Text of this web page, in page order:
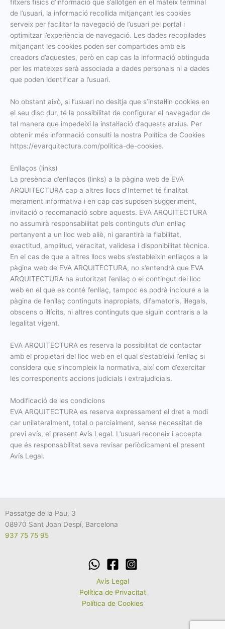
fitxers físics d’informació que s’allotgen en el mateix terminal
de l’usuari, la informació recollida mitjançant les cookies
serveix per facilitar la navegació de l’usuari pel portal i
optimitzar l’experiència de navegació. Les dades recopilades
mitjançant les cookies poden ser compartides amb els
creadors d’aquestes, però en cap cas la informació obtinguda
per les mateixes serà associada a dades personals ni a dades
que poden identificar a l’usuari.
No obstant això, si l’usuari no desitja que s’instal·lin cookies en
el seu disc dur, té la possibilitat de configurar el navegador de
tal manera que impedeixi la instal·lació d’aquests arxius. Per
obtenir més informació consulti la nostra Política de Cookies
https://evarquitectura.com/politica-de-cookies.
Enllaços (links)
La presència d’enllaços (links) a la pàgina web de EVA
ARQUITECTURA cap a altres llocs d’Internet té finalitat
merament informativa i en cap cas suposen suggeriment,
invitació o recomanació sobre aquests. EVA ARQUITECTURA
no assumirà responsabilitat pels continguts d’un enllaç
pertanyent a un lloc web aliè, ni garantirà la fiabilitat,
exactitud, amplitud, veracitat, validesa i disponibilitat tècnica.
En el cas de que a altres llocs webs s’estableixin enllaços a la
pàgina web de EVA ARQUITECTURA, no s’entendrà que EVA
ARQUITECTURA ha autoritzat l’enllaç o el contingut del lloc
web en el que es conté l’enllaç, tampoc es podrà incloure a la
pàgina de l’enllaç continguts inapropiats, difamatoris, il·legals,
obscens o il·lícits, ni altres continguts que siguin contraris a la
legalitat vigent.
EVA ARQUITECTURA es reserva la possibilitat de contactar
amb el propietari del lloc web en el qual s’estableixi l’enllaç si
considera que s’incompleix la normativa, així com d’exercitar
les corresponents accions judicials i extrajudicials.
Modificació de les condicions
EVA ARQUITECTURA es reserva expressament el dret a modi
car unilateralment, total o parcialment, sense necessitat de
previ avís, el present Avís Legal. L’usuari reconeix i accepta
que és responsabilitat seva revisar periòdicament el present
Avís Legal.
Passatge de la Pau, 3
08970 Sant Joan Despí, Barcelona
937 75 75 95
Avís Legal
Política de Privacitat
Política de Cookies